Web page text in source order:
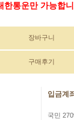
한통운만 가능합
장바구니
구매후기
입금계
국민